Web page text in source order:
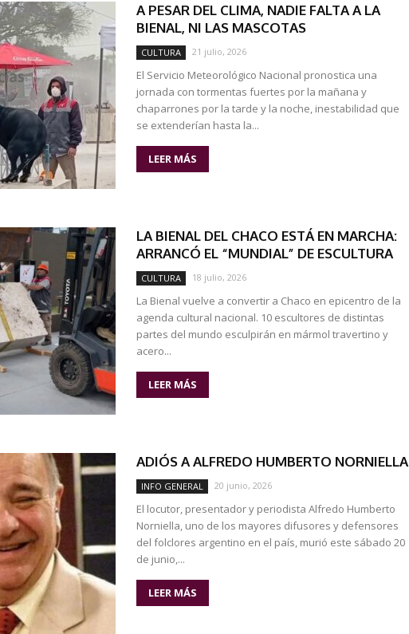
A PESAR DEL CLIMA, NADIE FALTA A LA
BIENAL, NI LAS MASCOTAS
CULTURA 21 julio, 2026
El Servicio Meteorológico Nacional pronostica una
jornada con tormentas fuertes por la mañana y
chaparrones por la tarde y la noche, inestabilidad que
se extenderían hasta la...
LEER MÁS
LA BIENAL DEL CHACO ESTÁ EN MARCHA:
ARRANCÓ EL “MUNDIAL” DE ESCULTURA
CULTURA 18 julio, 2026
La Bienal vuelve a convertir a Chaco en epicentro de la
agenda cultural nacional. 10 escultores de distintas
partes del mundo esculpirán en mármol travertino y
acero...
LEER MÁS
ADIÓS A ALFREDO HUMBERTO NORNIELLA
INFO GENERAL 20 junio, 2026
El locutor, presentador y periodista Alfredo Humberto
Norniella, uno de los mayores difusores y defensores
del folclores argentino en el país, murió este sábado 20
de junio,...
LEER MÁS